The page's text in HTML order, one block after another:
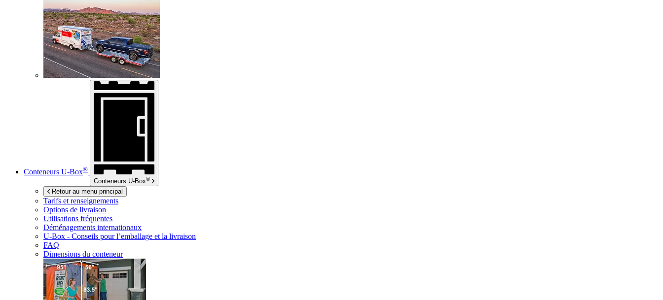
Conteneurs U-Box®
Conteneurs U-Box®
Retour au menu principal
Tarifs et renseignements
Options de livraison
Utilisations fréquentes
Déménagements internationaux
U-Box - Conseils pour l’emballage et la livraison
FAQ
Dimensions du conteneur